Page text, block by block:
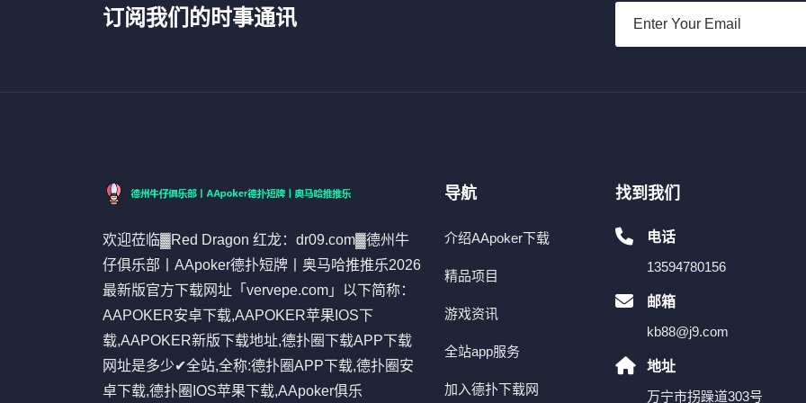
订阅我们的时事通讯
欢迎莅临▓Red Dragon 红龙：dr09.com▓德州牛
仔俱乐部丨AApoker德扑短牌丨奥马哈推推乐2026
最新版官方下载网址「vervepe.com」以下简称：
AAPOKER安卓下载,AAPOKER苹果IOS下
载,AAPOKER新版下载地址,德扑圈下载APP下载
网址是多少✔全站,全称:德扑圈APP下载,德扑圈安
卓下载,德扑圈IOS苹果下载,AApoker俱乐
导航
介绍AApoker下载
精品项目
游戏资讯
全站app服务
加入德扑下载网
找到我们
电话
13594780156
邮箱
kb88@j9.com
地址
万宁市拐躁道303号